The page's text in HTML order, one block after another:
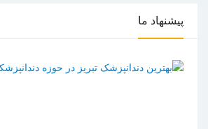
پیشنهاد ما